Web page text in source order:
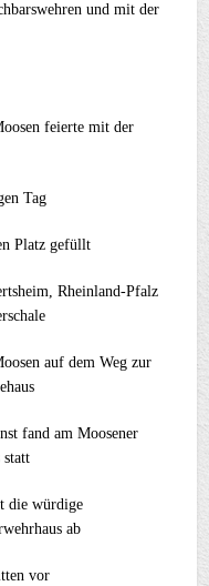
und mit der
feierte mit der
Tag
Platz gefüllt
Rheinland-Pfalz
auf dem Weg zur
fand am Moosener
statt
die würdige
ab
vor